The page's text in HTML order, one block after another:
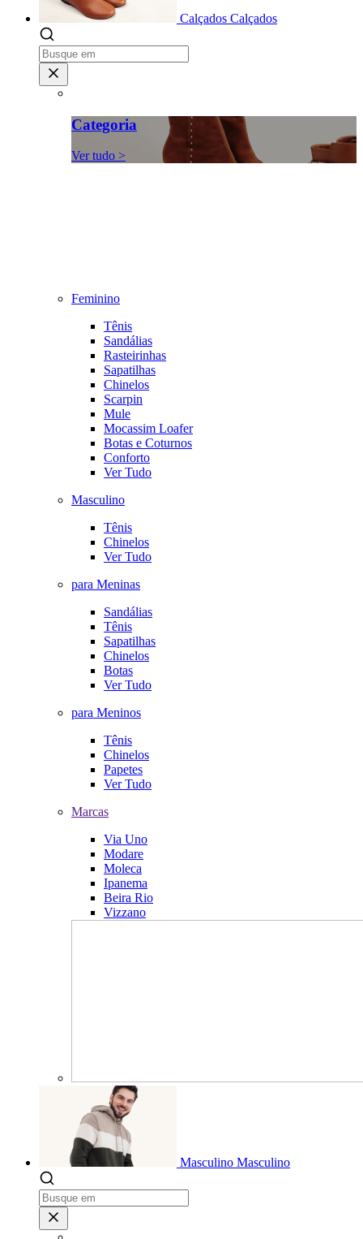
Calçados Calçados
Categoria
Ver tudo >
Feminino
Tênis
Sandálias
Rasteirinhas
Sapatilhas
Chinelos
Scarpin
Mule
Mocassim Loafer
Botas e Coturnos
Conforto
Ver Tudo
Masculino
Tênis
Chinelos
Ver Tudo
para Meninas
Sandálias
Tênis
Sapatilhas
Chinelos
Botas
Ver Tudo
para Meninos
Tênis
Chinelos
Papetes
Ver Tudo
Marcas
Via Uno
Modare
Moleca
Ipanema
Beira Rio
Vizzano
Masculino Masculino